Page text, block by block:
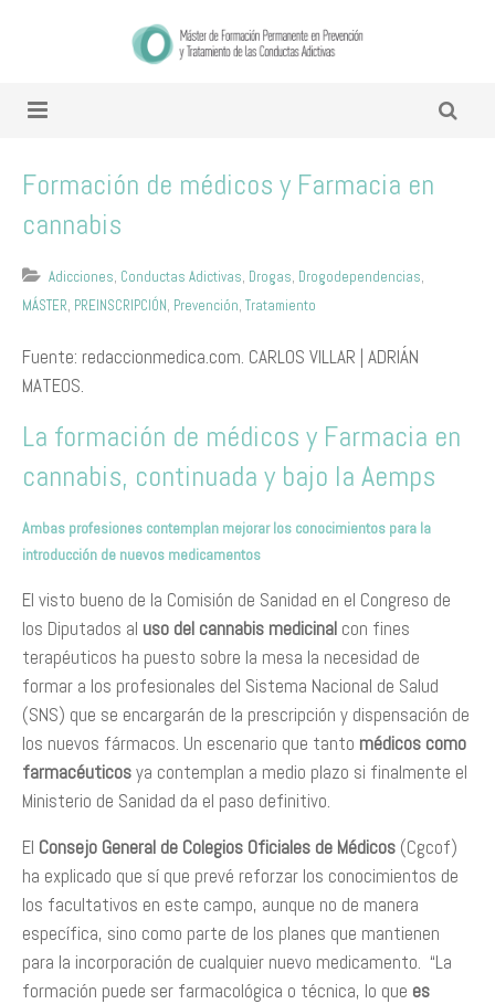
Formación de médicos y Farmacia en
cannabis
Adicciones, Conductas Adictivas, Drogas, Drogodependencias,
MÁSTER, PREINSCRIPCIÓN, Prevención, Tratamiento
Fuente: redaccionmedica.com. CARLOS VILLAR | ADRIÁN
MATEOS.
La formación de médicos y Farmacia en
cannabis, continuada y bajo la Aemps
Ambas profesiones contemplan mejorar los conocimientos para la
introducción de nuevos medicamentos
El visto bueno de la Comisión de Sanidad en el Congreso de
los Diputados al uso del cannabis medicinal con fines
terapéuticos ha puesto sobre la mesa la necesidad de
formar a los profesionales del Sistema Nacional de Salud
(SNS) que se encargarán de la prescripción y dispensación de
los nuevos fármacos. Un escenario que tanto médicos como
farmacéuticosya contemplan a medio plazo si finalmente el
Ministerio de Sanidad da el paso definitivo.
El Consejo General de Colegios Oficiales de Médicos (Cgcof)
ha explicado que sí que prevé reforzar los conocimientos de
los facultativos en este campo, aunque no de manera
específica, sino como parte de los planes que mantienen
para la incorporación de cualquier nuevo medicamento. “La
formación puede ser farmacológica o técnica, lo que es